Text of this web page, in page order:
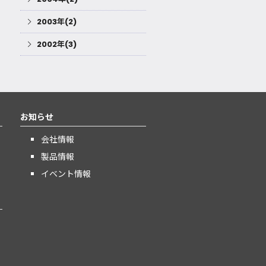
2003年(2)
2002年(3)
お知らせ
会社情報
製品情報
イベント情報